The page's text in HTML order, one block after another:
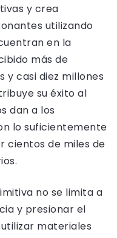
y crea
utilizando
en la
más de
y casi diez millones
su éxito al
dan a los
lo suficientemente
cientos de miles de
no se limita a
y presionar el
materiales